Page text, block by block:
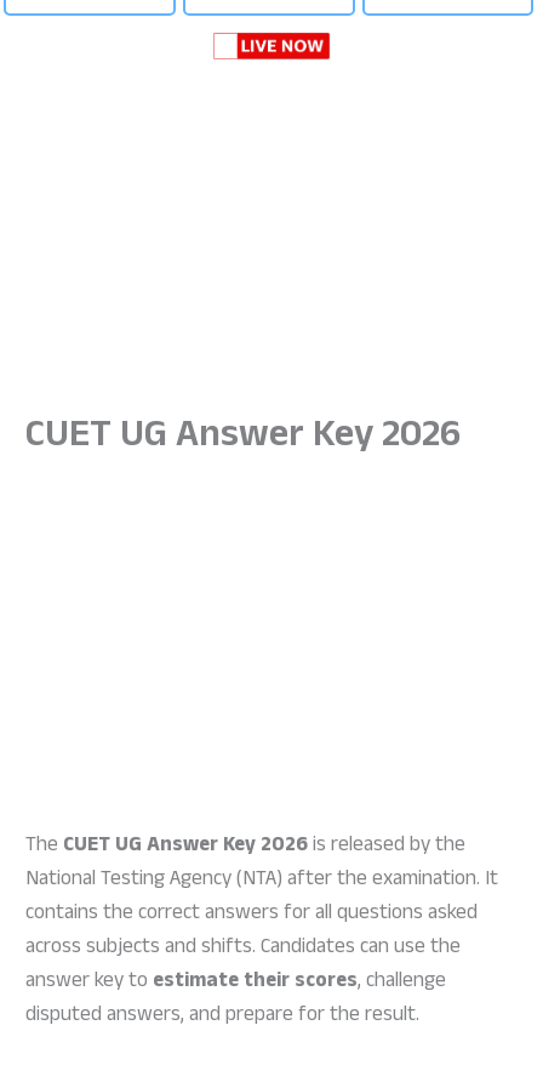
CUET UG Answer Key 2026
The CUET UG Answer Key 2026is released by the
National Testing Agency (NTA) after the examination. It
contains the correct answers for all questions asked
across subjects and shifts. Candidates can use the
answer key to estimate their scores, challenge
disputed answers, and prepare for the result.